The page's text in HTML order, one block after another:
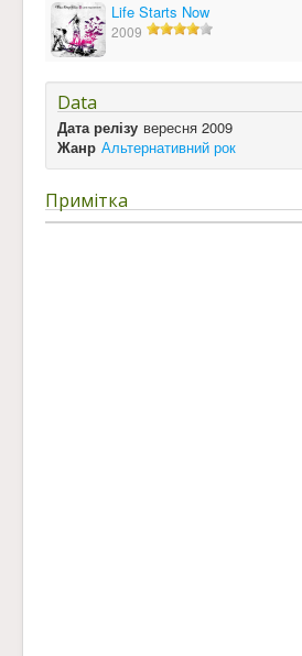
Life Starts Now
2009
Data
Дата релізу вересня 2009
Жанр Альтернативний рок
Примітка